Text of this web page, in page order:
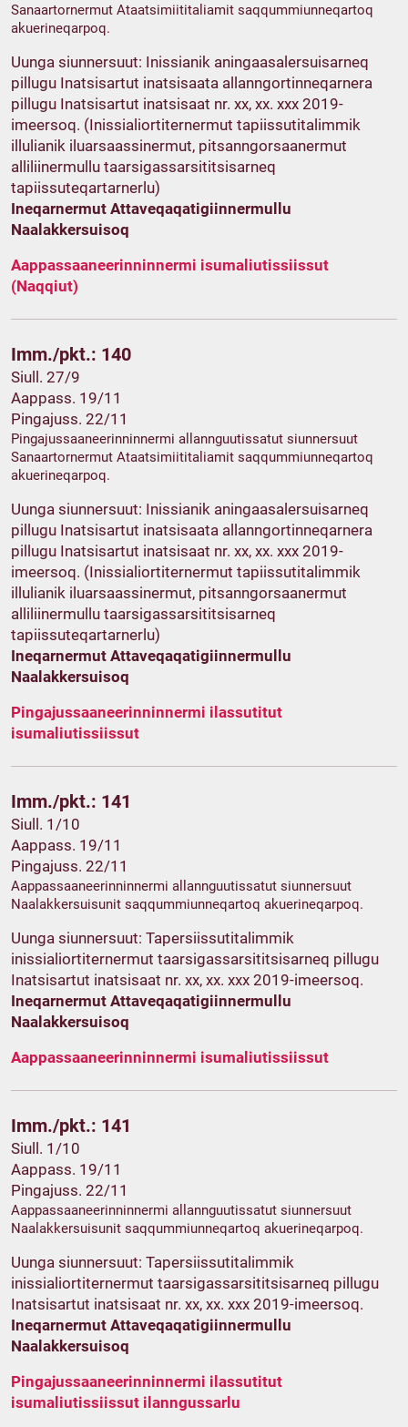
Sanaartornermut Ataatsimiititaliamit saqqummiunneqartoq
akuerineqarpoq.
Uunga siunnersuut: Inissianik aningaasalersuisarneq
pillugu Inatsisartut inatsisaata allanngortinneqarnera
pillugu Inatsisartut inatsisaat nr. xx, xx. xxx 2019-
imeersoq. (Inissialiortiternermut tapiissutitalimmik
illulianik iluarsaassinermut, pitsanngorsaanermut
alliliinermullu taarsigassarsititsisarneq
tapiissuteqartarnerlu)
Ineqarnermut Attaveqaqatigiinnermullu
Naalakkersuisoq
Aappassaaneerinninnermi isumaliutissiissut
(Naqqiut)
Imm./pkt.: 140
Siull. 27/9
Aappass. 19/11
Pingajuss. 22/11
Pingajussaaneerinninnermi allannguutissatut siunnersuut
Sanaartornermut Ataatsimiititaliamit saqqummiunneqartoq
akuerineqarpoq.
Uunga siunnersuut: Inissianik aningaasalersuisarneq
pillugu Inatsisartut inatsisaata allanngortinneqarnera
pillugu Inatsisartut inatsisaat nr. xx, xx. xxx 2019-
imeersoq. (Inissialiortiternermut tapiissutitalimmik
illulianik iluarsaassinermut, pitsanngorsaanermut
alliliinermullu taarsigassarsititsisarneq
tapiissuteqartarnerlu)
Ineqarnermut Attaveqaqatigiinnermullu
Naalakkersuisoq
Pingajussaaneerinninnermi ilassutitut
isumaliutissiissut
Imm./pkt.: 141
Siull. 1/10
Aappass. 19/11
Pingajuss. 22/11
Aappassaaneerinninnermi allannguutissatut siunnersuut
Naalakkersuisunit saqqummiunneqartoq akuerineqarpoq.
Uunga siunnersuut: Tapersiissutitalimmik
inissialiortiternermut taarsigassarsititsisarneq pillugu
Inatsisartut inatsisaat nr. xx, xx. xxx 2019-imeersoq.
Ineqarnermut Attaveqaqatigiinnermullu
Naalakkersuisoq
Aappassaaneerinninnermi isumaliutissiissut
Imm./pkt.: 141
Siull. 1/10
Aappass. 19/11
Pingajuss. 22/11
Aappassaaneerinninnermi allannguutissatut siunnersuut
Naalakkersuisunit saqqummiunneqartoq akuerineqarpoq.
Uunga siunnersuut: Tapersiissutitalimmik
inissialiortiternermut taarsigassarsititsisarneq pillugu
Inatsisartut inatsisaat nr. xx, xx. xxx 2019-imeersoq.
Ineqarnermut Attaveqaqatigiinnermullu
Naalakkersuisoq
Pingajussaaneerinninnermi ilassutitut
isumaliutissiissut ilanngussarlu